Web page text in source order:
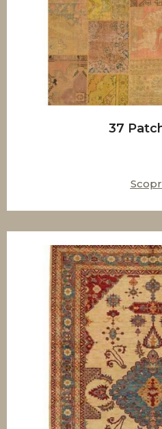
37